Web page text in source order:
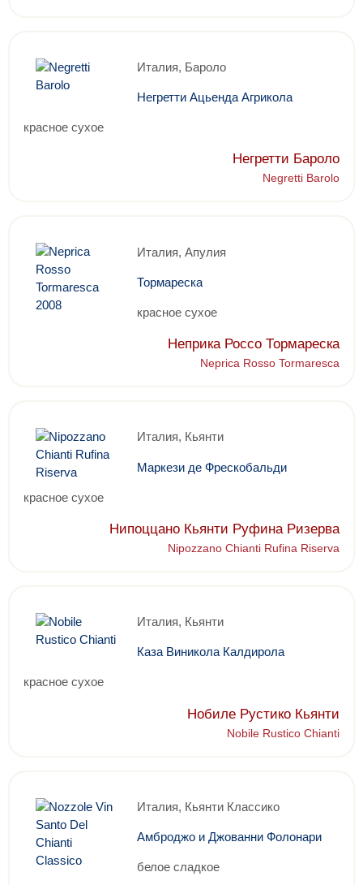
Италия, Бароло
Негретти Ацьенда Агрикола
красное сухое
Негретти Бароло
Negretti Barolo
Италия, Апулия
Тормареска
красное сухое
Неприка Россо Тормареска
Neprica Rosso Tormaresca
Италия, Кьянти
Маркези де Фрескобальди
красное сухое
Нипоццано Кьянти Руфина Ризерва
Nipozzano Chianti Rufina Riserva
Италия, Кьянти
Каза Виникола Калдирола
красное сухое
Нобиле Рустико Кьянти
Nobile Rustico Chianti
Италия, Кьянти Классико
Амброджо и Джованни Фолонари
белое сладкое